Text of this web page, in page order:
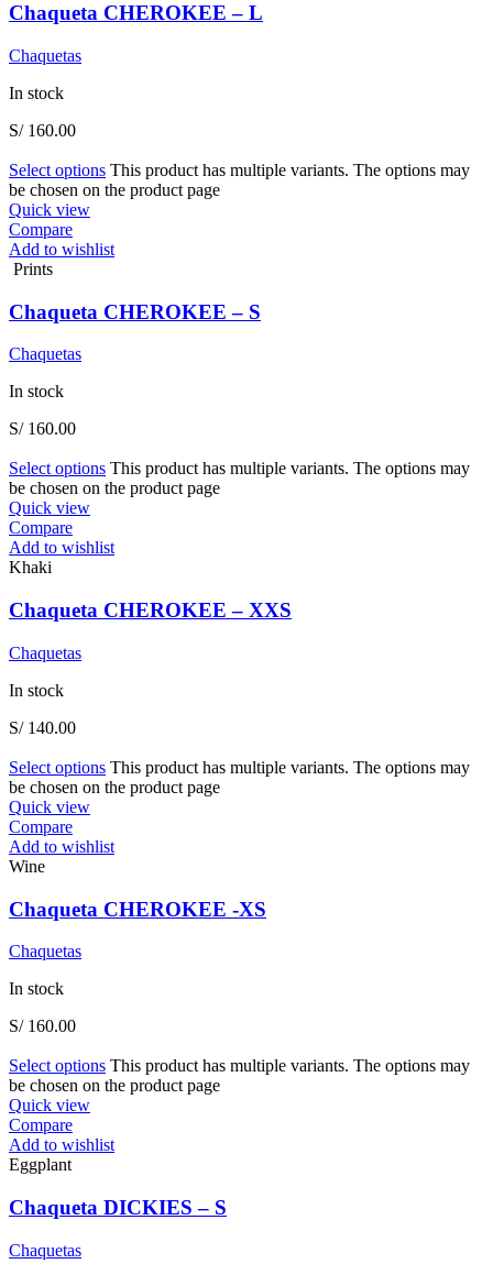
Chaqueta CHEROKEE – L
Chaquetas
In stock
S/160.00
Select options This product has multiple variants. The options may
be chosen on the product page
Quick view
Compare
Add to wishlist
Prints
Chaqueta CHEROKEE – S
Chaquetas
In stock
S/160.00
Select options This product has multiple variants. The options may
be chosen on the product page
Quick view
Compare
Add to wishlist
Khaki
Chaqueta CHEROKEE – XXS
Chaquetas
In stock
S/140.00
Select options This product has multiple variants. The options may
be chosen on the product page
Quick view
Compare
Add to wishlist
Wine
Chaqueta CHEROKEE -XS
Chaquetas
In stock
S/160.00
Select options This product has multiple variants. The options may
be chosen on the product page
Quick view
Compare
Add to wishlist
Eggplant
Chaqueta DICKIES – S
Chaquetas